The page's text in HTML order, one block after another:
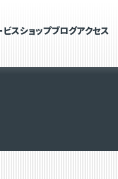
ビスショップブログアクセス